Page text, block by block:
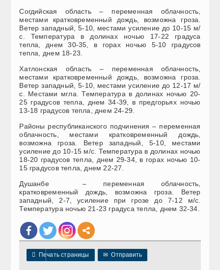
Согдийская область – переменная облачность,
местами кратковременный дождь, возможна гроза.
Ветер западный, 5-10, местами усиление до 10-15 м/
с. Температура в долинах ночью 17-22 градуса
тепла, днем 30-35, в горах ночью 5-10 градусов
тепла, днем 18-23.
Хатлонская область – переменная облачность,
местами кратковременный дождь, возможна гроза.
Ветер западный, 5-10, местами усиление до 12-17 м/
с. Местами мгла. Температура в долинах ночью 20-
25 градусов тепла, днем 34-39, в предгорьях ночью
13-18 градусов тепла, днем 24-29.
Районы республиканского подчинения – переменная
облачность, местами кратковременный дождь,
возможна гроза. Ветер западный, 5-10, местами
усиление до 10-15 м/с. Температура в долинах ночью
18-20 градусов тепла, днем 29-34, в горах ночью 10-
15 градусов тепла, днем 22-27.
Душанбе – переменная облачность,
кратковременный дождь, возможна гроза. Ветер
западный, 2-7, усиление при грозе до 7-12 м/с.
Температура ночью 21-23 градуса тепла, днем 32-34.
 Печать страницы ✉ Отправить